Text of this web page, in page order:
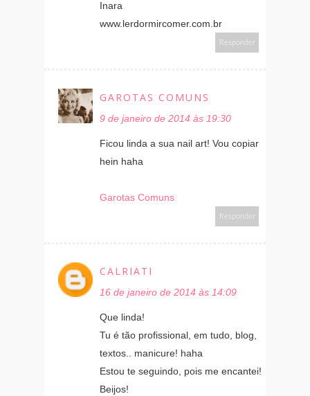
Inara
www.lerdormircomer.com.br
Responder
GAROTAS COMUNS
9 de janeiro de 2014 às 19:30
Ficou linda a sua nail art! Vou copiar
hein haha
Garotas Comuns
Responder
CALRIATI
16 de janeiro de 2014 às 14:09
Que linda!
Tu é tão profissional, em tudo, blog,
textos.. manicure! haha
Estou te seguindo, pois me encantei!
Beijos!